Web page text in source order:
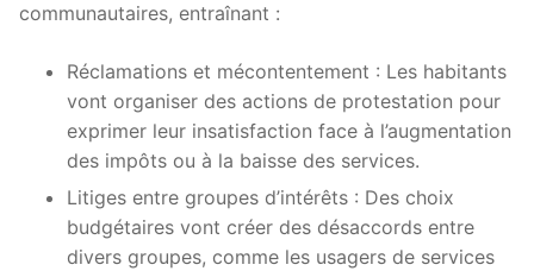
communautaires, entraînant :
Réclamations et mécontentement : Les habitants
vont organiser des actions de protestation pour
exprimer leur insatisfaction face à l’augmentation
des impôts ou à la baisse des services.
Litiges entre groupes d’intérêts : Des choix
budgétaires vont créer des désaccords entre
divers groupes, comme les usagers de services